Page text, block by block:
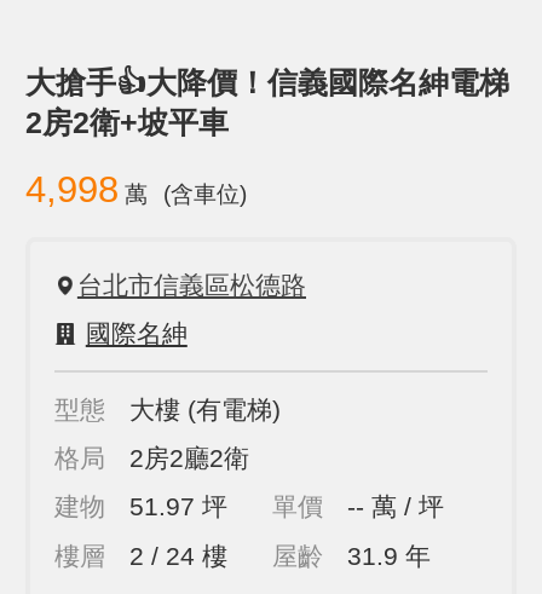
大搶手👍大降價！信義國際名紳電梯
2房2衛+坡平車
4,998 萬 (含車位)
台北市信義區松德路
國際名紳
型態 大樓 (有電梯)
格局
2房2廳2衛
建物
51.97 坪 單價
-- 萬 / 坪
樓層
2 / 24 樓 屋齡 31.9 年